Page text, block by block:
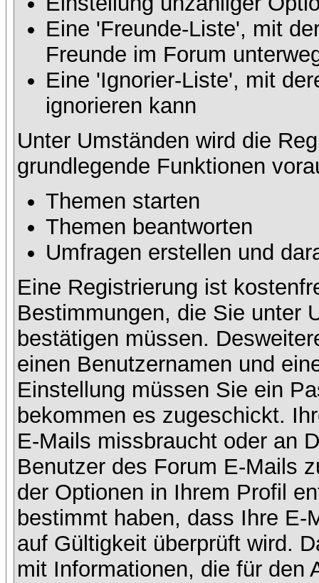
Eine 'Freunde-Liste', mit
Freunde im Forum
Eine 'Ignorier-Liste', mit
ignorieren kann
Unter Umständen wird die
grundlegende Funktionen
Themen starten
Themen beantworten
Umfragen erstellen und
Eine Registrierung ist
Bestimmungen, die Sie unter
bestätigen müssen.
einen Benutzernamen und
Einstellung müssen Sie ein
bekommen es zugeschickt.
E-Mails missbraucht oder an
Benutzer des Forum E-Mails
der Optionen in Ihrem Profil
bestimmt haben, dass Ihre E-
auf Gültigkeit überprüft wird.
mit Informationen, die für den